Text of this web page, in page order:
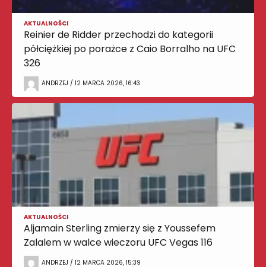
AKTUALNOŚCI
Reinier de Ridder przechodzi do kategorii
półciężkiej po porażce z Caio Borralho na UFC
326
ANDRZEJ / 12 MARCA 2026, 16:43
AKTUALNOŚCI
Aljamain Sterling zmierzy się z Youssefem
Zalalem w walce wieczoru UFC Vegas 116
ANDRZEJ / 12 MARCA 2026, 15:39